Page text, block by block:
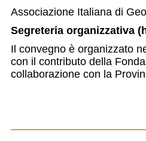
Associazione Italiana di
Segreteria organizzativa
Il convegno è organizzato
con il contributo della
collaborazione con la